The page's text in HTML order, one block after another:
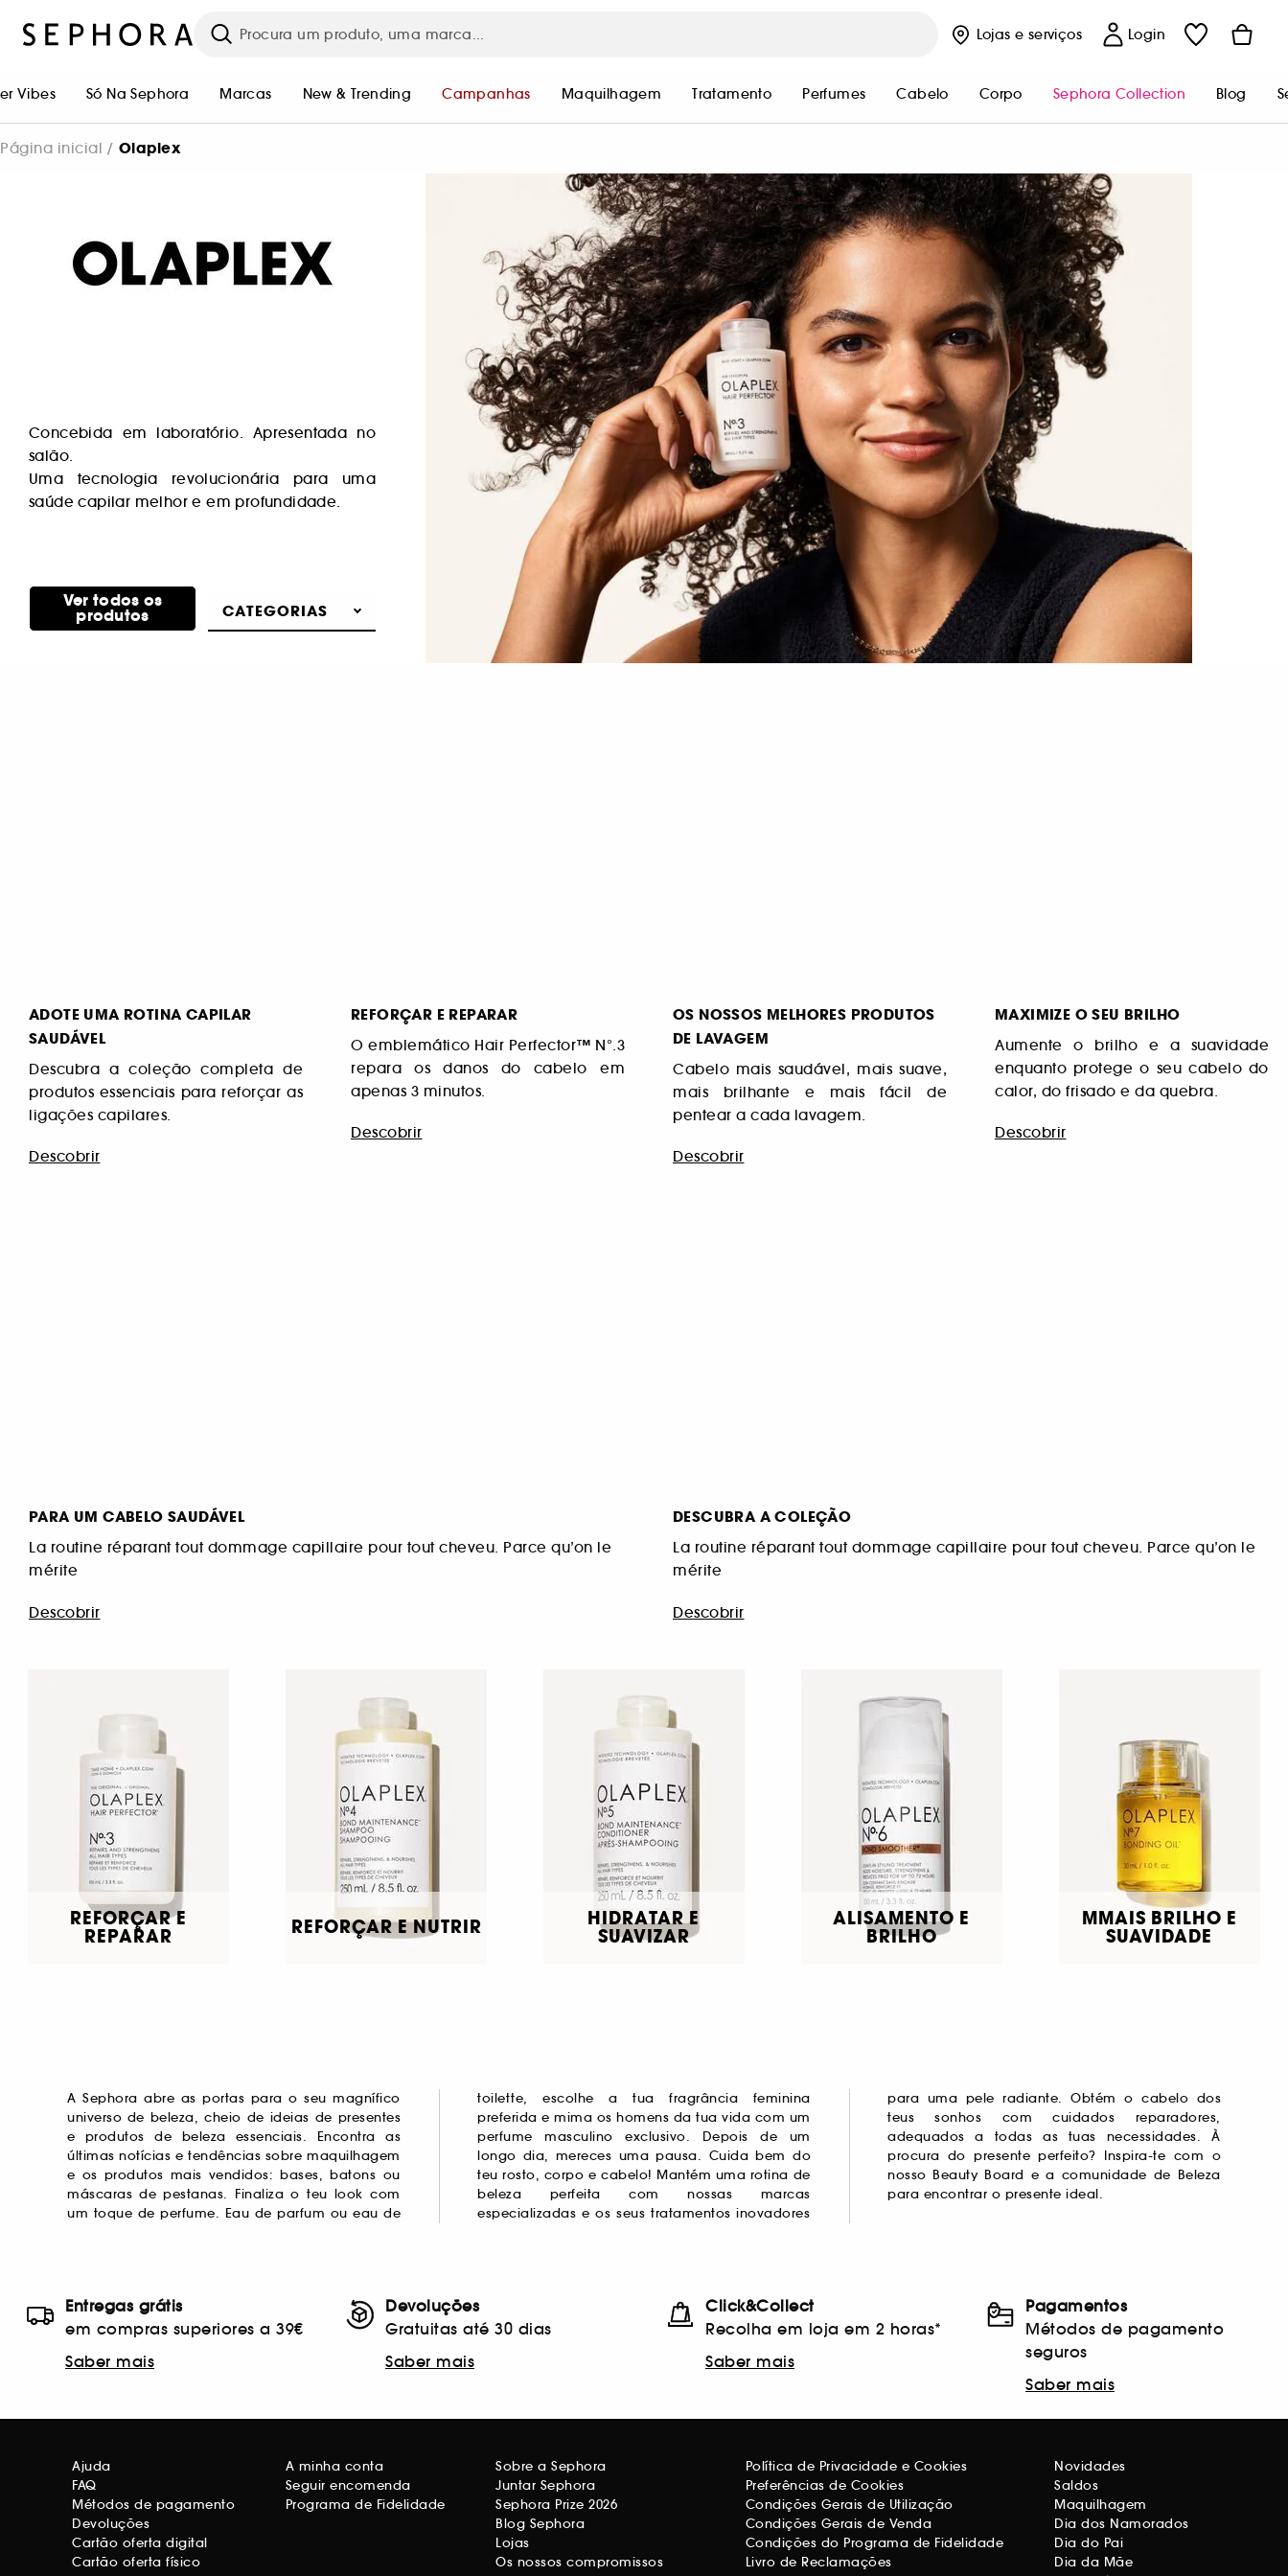
Lojas e serviços Login
Vibes Só Na Sephora Marcas New & Trending Campanhas Maquilhagem Tratamento Perfumes Cabelo Corpo Sephora Collection Blog
Página inicial Olaplex
Concebida em laboratório. Apresentada no
salão.
Uma tecnologia revolucionária para uma
saúde capilar melhor e em profundidade.
Ver todos os
produtos CATEGORIAS
ADOTE UMA ROTINA CAPILAR
SAUDÁVEL
Descubra a coleção completa de
produtos essenciais para reforçar as
ligações capilares.
Descobrir
REFORÇAR E REPARAR
O emblemático Hair Perfector™ N°.3
repara os danos do cabelo em
apenas 3 minutos.
Descobrir
OS NOSSOS MELHORES PRODUTOS
DE LAVAGEM
Cabelo mais saudável, mais suave,
mais brilhante e mais fácil de
pentear a cada lavagem.
Descobrir
MAXIMIZE O SEU BRILHO
Aumente o brilho e a suavidade
enquanto protege o seu cabelo do
calor, do frisado e da quebra.
Descobrir
PARA UM CABELO SAUDÁVEL
La routine réparant tout dommage capillaire pour tout cheveu. Parce qu’on le
mérite
Descobrir
DESCUBRA A COLEÇÃO
La routine réparant tout dommage capillaire pour tout cheveu. Parce qu’on le
mérite
Descobrir
REFORÇAR E
REPARAR REFORÇAR E NUTRIR HIDRATAR E
SUAVIZAR
ALISAMENTO E
BRILHO
MMAIS BRILHO E
SUAVIDADE
A Sephora abre as portas para o seu magnífico
universo de beleza, cheio de ideias de presentes
e produtos de beleza essenciais. Encontra as
últimas notícias e tendências sobre maquilhagem
e os produtos mais vendidos: bases, batons ou
máscaras de pestanas. Finaliza o teu look com
um toque de perfume. Eau de parfum ou eau de
toilette, escolhe a tua fragrância feminina
preferida e mima os homens da tua vida com um
perfume masculino exclusivo. Depois de um
longo dia, mereces uma pausa. Cuida bem do
teu rosto, corpo e cabelo! Mantém uma rotina de
beleza perfeita com nossas marcas
especializadas e os seus tratamentos inovadores
para uma pele radiante. Obtém o cabelo dos
teus sonhos com cuidados reparadores,
adequados a todas as tuas necessidades. À
procura do presente perfeito? Inspira-te com o
nosso Beauty Board e a comunidade de Beleza
para encontrar o presente ideal.
Entregas grátis
em compras superiores a 39€
Saber mais
Devoluções
Gratuitas até 30 dias
Saber mais
Click&Collect
Recolha em loja em 2 horas*
Saber mais
Pagamentos
Métodos de pagamento
seguros
Saber mais
Ajuda
FAQ
Métodos de pagamento
Devoluções
Cartão oferta digital
Cartão oferta físico
A minha conta
Seguir encomenda
Programa de Fidelidade
Sobre a Sephora
Juntar Sephora
Sephora Prize 2026
Blog Sephora
Lojas
Os nossos compromissos
Política de Privacidade e Cookies
Preferências de Cookies
Condições Gerais de Utilização
Condições Gerais de Venda
Condições do Programa de Fidelidade
Livro de Reclamações
Novidades
Saldos
Maquilhagem
Dia dos Namorados
Dia do Pai
Dia da Mãe